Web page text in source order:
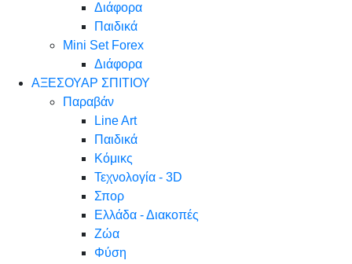
Διάφορα
Παιδικά
Mini Set Forex
Διάφορα
ΑΞΕΣΟΥΑΡ ΣΠΙΤΙΟΥ
Παραβάν
Line Art
Παιδικά
Κόμικς
Τεχνολογία - 3D
Σπορ
Ελλάδα - Διακοπές
Ζώα
Φύση